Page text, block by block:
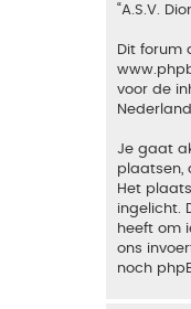
“A.S.V.
Dit forum
voor de
Je gaat
plaatsen,
Het
ingelicht.
heeft om
ons
noch